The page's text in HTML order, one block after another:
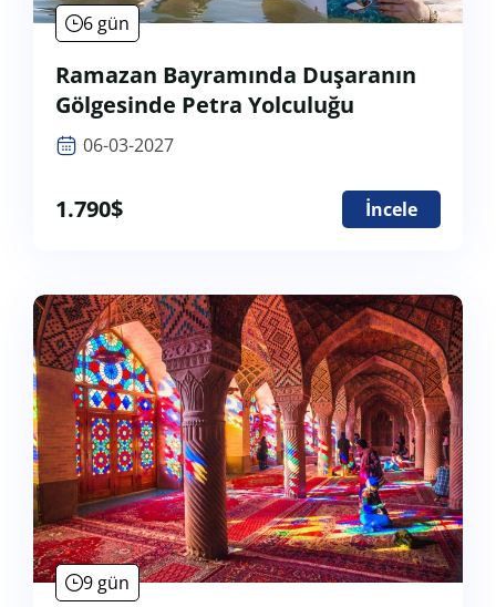
6 gün
Ramazan Bayramında Duşaranın
Gölgesinde Petra Yolculuğu
06-03-2027
1.790$ İncele
9 gün